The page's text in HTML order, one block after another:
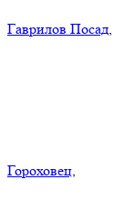
Гаврилов Посад,
Гороховец,